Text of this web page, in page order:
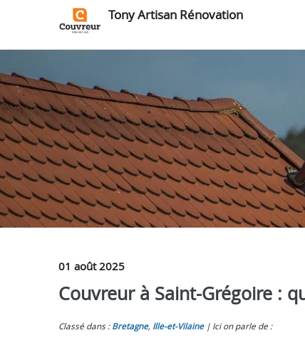
Tony Artisan Rénovation
01 août 2025
Couvreur à Saint-Grégoire :
Classé dans : Bretagne, Ille-et-Vilaine Ici on parle de :